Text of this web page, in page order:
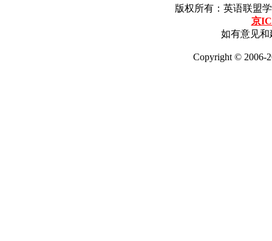
版权所有：英语联盟
京
如有意见和
Copyright © 2006-